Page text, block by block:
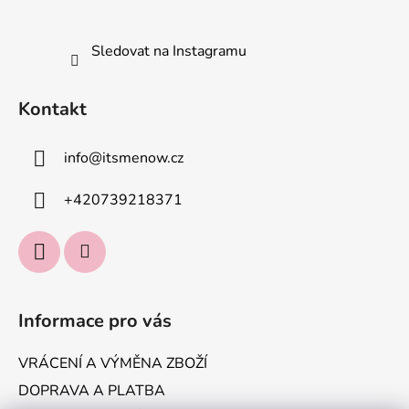
Sledovat na Instagramu
Kontakt
info@itsmenow.cz
+420739218371
Informace pro vás
VRÁCENÍ A VÝMĚNA ZBOŽÍ
DOPRAVA A PLATBA